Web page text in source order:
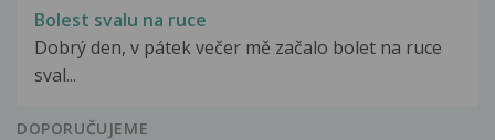
Bolest svalu na ruce
Dobrý den, v pátek večer mě začalo bolet na ruce
sval...
DOPORUČUJEME